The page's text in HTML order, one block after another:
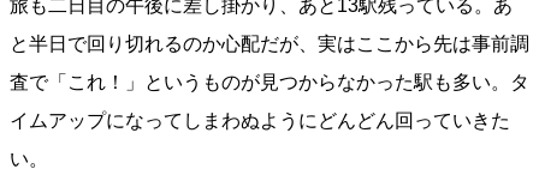
旅も二日目の午後に差し掛かり、あと13駅残っている。あ
と半日で回り切れるのか心配だが、実はここから先は事前調
査で「これ！」というものが見つからなかった駅も多い。タ
イムアップになってしまわぬようにどんどん回っていきた
い。